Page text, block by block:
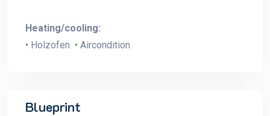
Heating/cooling:
• Holzofen • Aircondition
Blueprint